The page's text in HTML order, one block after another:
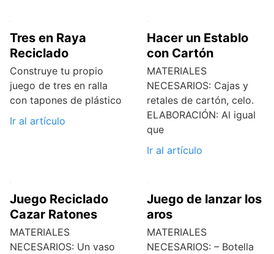
Tres en Raya
Reciclado
Construye tu propio
juego de tres en ralla
con tapones de plástico
Ir al artículo
Hacer un Establo
con Cartón
MATERIALES
NECESARIOS: Cajas y
retales de cartón, celo.
ELABORACIÓN: Al igual
que
Ir al artículo
Juego Reciclado
Cazar Ratones
MATERIALES
NECESARIOS: Un vaso
Juego de lanzar los
aros
MATERIALES
NECESARIOS: – Botella